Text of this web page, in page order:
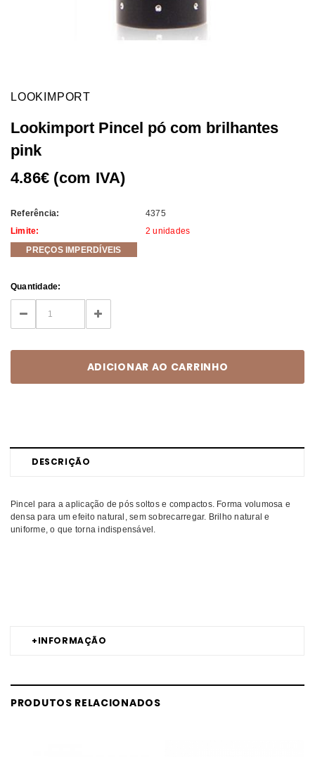
LOOKIMPORT
Lookimport Pincel pó com brilhantes
pink
4.86€ (com IVA)
Referência:
4375
Limite:
2 unidades
PREÇOS IMPERDÍVEIS
Current
Stock:
Quantidade:
DECREASE
QUANTITY:
INCREASE
QUANTITY:
DESCRIÇÃO
+INFORMAÇÃO
Pincel para a aplicação de pós soltos e compactos. Forma volumosa e
densa para um efeito natural, sem sobrecarregar. Brilho natural e
uniforme, o que torna indispensável.
PRODUTOS RELACIONADOS